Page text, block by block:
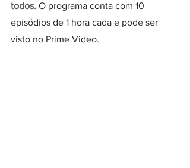
todos. O programa conta com 10
episódios de 1 hora cada e pode ser
visto no Prime Video.